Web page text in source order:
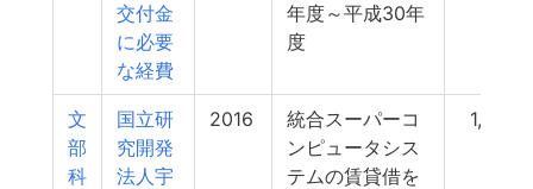
交付金
に必要
な経費
年度～平成30年
度
文
部
科
国立研
究開発
法人宇
2016
統合スーパーコ
ンピュータシス
テムの賃貸借を
1,473